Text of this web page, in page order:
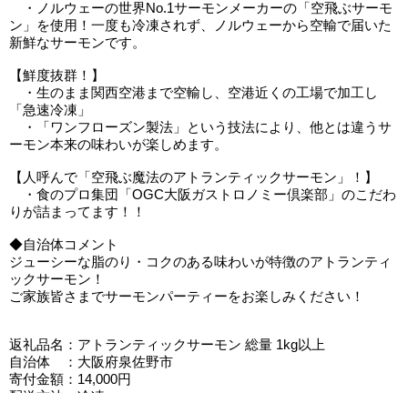
・ノルウェーの世界No.1サーモンメーカーの「空飛ぶサーモ
ン」を使用！一度も冷凍されず、ノルウェーから空輸で届いた
新鮮なサーモンです。
【鮮度抜群！】
・生のまま関西空港まで空輸し、空港近くの工場で加工し
「急速冷凍」
・「ワンフローズン製法」という技法により、他とは違うサ
ーモン本来の味わいが楽しめます。
【人呼んで「空飛ぶ魔法のアトランティックサーモン」！】
・食のプロ集団「OGC大阪ガストロノミー倶楽部」のこだわ
りが詰まってます！！
◆自治体コメント
ジューシーな脂のり・コクのある味わいが特徴のアトランティ
ックサーモン！
ご家族皆さまでサーモンパーティーをお楽しみください！
返礼品名：アトランティックサーモン 総量 1kg以上
自治体 ：大阪府泉佐野市
寄付金額：14,000円